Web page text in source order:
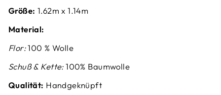
Größe: 1.62m x 1.14m
Material:
Flor:100 % Wolle
Schuß & Kette:100% Baumwolle
Qualität: Handgeknüpft